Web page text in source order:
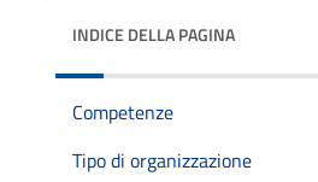
INDICE DELLA PAGINA
Competenze
Tipo di organizzazione